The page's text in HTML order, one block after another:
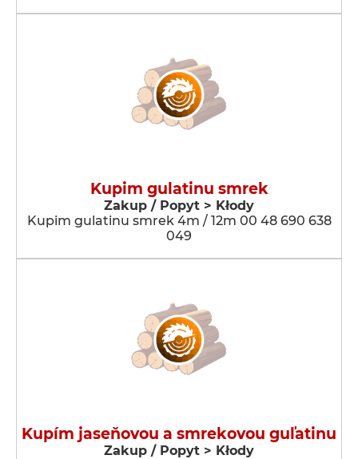
Kupim gulatinu smrek
Zakup / Popyt > Kłody
Kupim gulatinu smrek 4m / 12m 00 48 690 638
049
Kupím jaseňovou a smrekovou guľatinu
Zakup / Popyt > Kłody